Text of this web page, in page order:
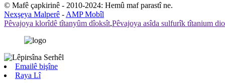
© Mafê çapkirinê - 2010-2024: Hemû maf parastî ne.
Nexşeya Malperê - AMP Mobîl
Pêvajoya klorîdê tîtanyûm dîoksît,Pêvajoya asîda sulfurîk tîtanium
Emailê bişîne
Raya Lî